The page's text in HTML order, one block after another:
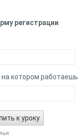
регистрации
на котором работаешь